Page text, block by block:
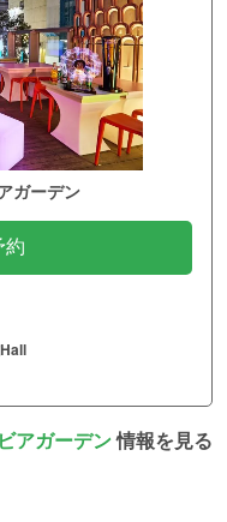
ガーデン
約
ビアガーデン情報を見る